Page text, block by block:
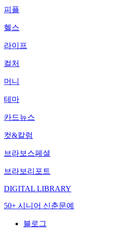
피플
헬스
라이프
컬처
머니
테마
카드뉴스
컷&칼럼
브라보스페셜
브라보리포트
DIGITAL LIBRARY
50+ 시니어 신춘문예
블로그